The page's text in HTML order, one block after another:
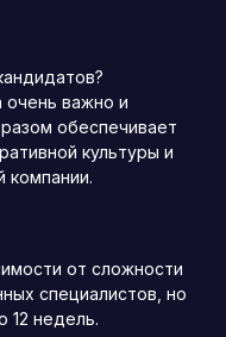
очень важно и
обеспечивает
культуры и
компании.
от сложности
специалистов, но
12 недель.